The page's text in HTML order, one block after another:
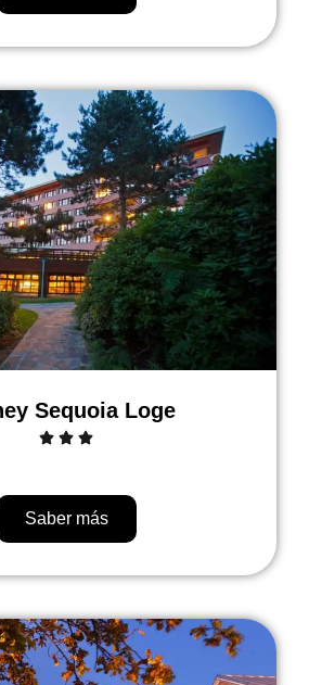
Sequoia Loge
Saber más